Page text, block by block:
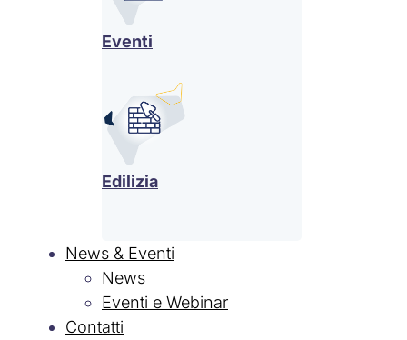
Eventi
Edilizia
News & Eventi
News
Eventi e Webinar
Contatti